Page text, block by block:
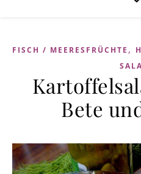
FISCH / MEERESFRÜCHTE ,
Bete